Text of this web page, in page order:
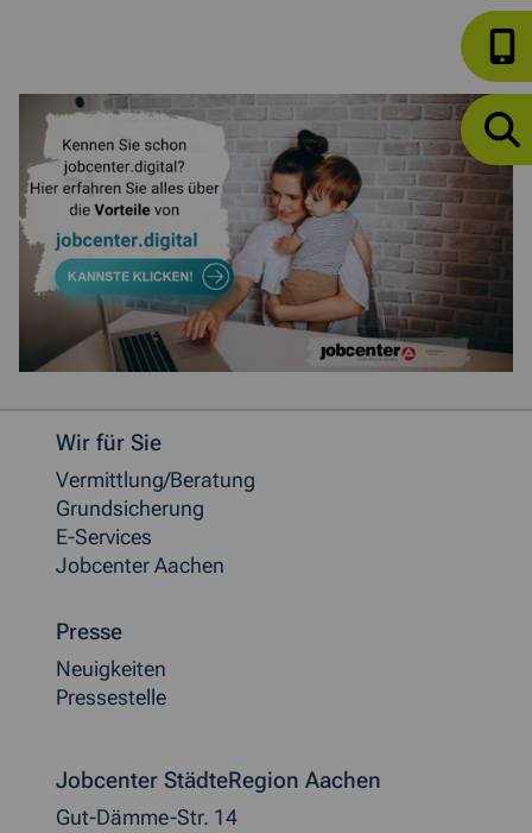
Weitere allgemeine Informationen
Wir für Sie
Vermittlung/Beratung
Grundsicherung
E-Services
Jobcenter Aachen
Presse
Neuigkeiten
Pressestelle
Jobcenter StädteRegion Aachen
Gut-Dämme-Str. 14